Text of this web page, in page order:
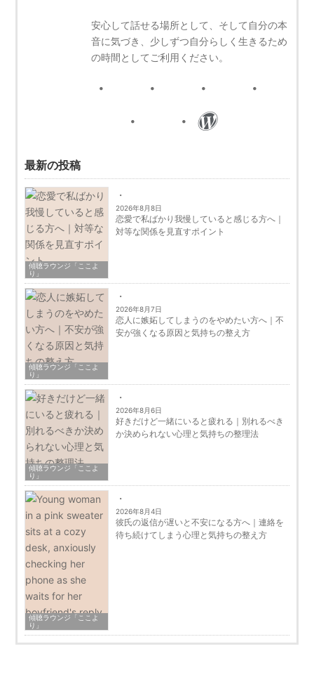
安心して話せる場所として、そして自分の本
音に気づき、少しずつ自分らしく生きるため
の時間としてご利用ください。
最新の投稿
傾聴ラウンジ「ここよ
り」
2026年8月8日
恋愛で私ばかり我慢していると感じる方へ｜
対等な関係を見直すポイント
傾聴ラウンジ「ここよ
り」
2026年8月7日
恋人に嫉妬してしまうのをやめたい方へ｜不
安が強くなる原因と気持ちの整え方
傾聴ラウンジ「ここよ
り」
2026年8月6日
好きだけど一緒にいると疲れる｜別れるべき
か決められない心理と気持ちの整理法
傾聴ラウンジ「ここよ
り」
2026年8月4日
彼氏の返信が遅いと不安になる方へ｜連絡を
待ち続けてしまう心理と気持ちの整え方